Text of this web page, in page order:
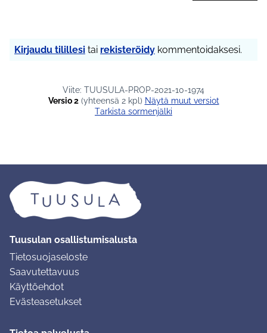
Kirjaudu tilillesi tai rekisteröidy kommentoidaksesi.
Viite: TUUSULA-PROP-2021-10-1974
Versio 2(yhteensä 2 kpl)
näytä muut versiot
Tarkista sormenjälki
Tuusulan osallistumisalusta
Tietosuojaseloste
Saavutettavuus
Käyttöehdot
Evästeasetukset